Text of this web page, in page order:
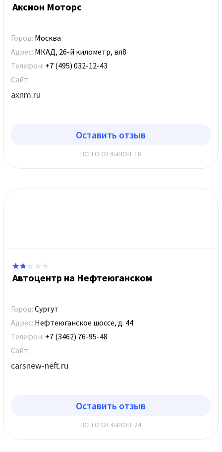
Аксион Моторс
Город: Москва
Адрес: МКАД, 26-й километр, вл8
Телефон: +7 (495) 032-12-43
Сайт:
axnm.ru
Оставить отзыв
ВСЕГО ОТЗЫВОВ: 18
Автоцентр на Нефтеюганском
Город: Сургут
Адрес: Нефтеюганское шоссе, д. 44
Телефон: +7 (3462) 76-95-48
Сайт:
carsnew-neft.ru
Оставить отзыв
ВСЕГО ОТЗЫВОВ: 24